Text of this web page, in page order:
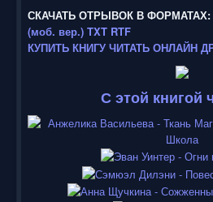
СКАЧАТЬ ОТРЫВОК В ФОРМАТАХ:
(моб. вер.) TXT RTF
КУПИТЬ КНИГУ ЧИТАТЬ ОНЛАЙН
С этой книгой